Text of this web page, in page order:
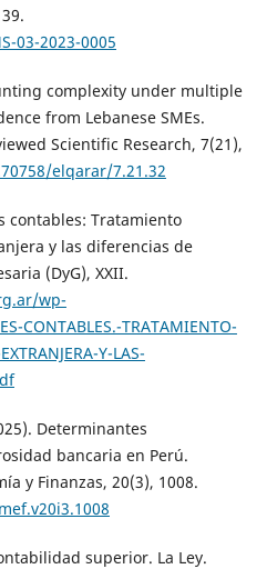
03-2023-0005
complexity under multiple
from Lebanese SMEs.
Scientific Research, 7(21),
elqarar/7.21.32
contables: Tratamiento
y las diferencias de
(DyG), XXII.
wp-
CONTABLES.-TRATAMIENTO-
Y-LAS-
Determinantes
bancaria en Perú.
y Finanzas, 20(3), 1008.
superior. La Ley.